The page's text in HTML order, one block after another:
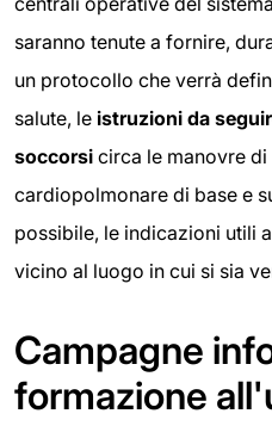
saranno tenute a fornire,
un protocollo che verrà
salute, le istruzioni da
soccorsi circa le manovre
cardiopolmonare di base e
possibile, le indicazioni utili
vicino al luogo in cui si sia
Campagne
formazione